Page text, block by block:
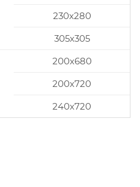
230x280
305x305
200х680
200х720
240х720